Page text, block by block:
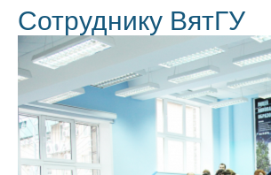
Сотруднику ВятГУ